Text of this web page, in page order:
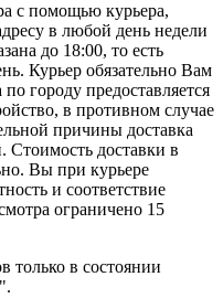
с помощью курьера,
в любой день недели
до 18:00, то есть
Курьер обязательно Вам
городу предоставляется
в противном случае
причины доставка
Стоимость доставки в
Вы при курьере
и соответствие
ограничено 15
только в состоянии